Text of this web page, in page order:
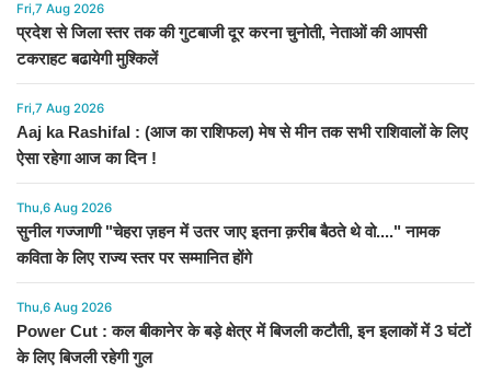
Fri,7 Aug 2026
प्रदेश से जिला स्तर तक की गुटबाजी दूर करना चुनोती, नेताओं की आपसी
टकराहट बढायेगी मुश्किलें
Fri,7 Aug 2026
Aaj ka Rashifal : (आज का राशिफल) मेष से मीन तक सभी राशिवालों के लिए
ऐसा रहेगा आज का दिन !
Thu,6 Aug 2026
सुनील गज्जाणी "चेहरा ज़हन में उतर जाए इतना क़रीब बैठते थे वो...." नामक
कविता के लिए राज्य स्तर पर सम्मानित होंगे
Thu,6 Aug 2026
Power Cut : कल बीकानेर के बड़े क्षेत्र में बिजली कटौती, इन इलाकों में 3 घंटों
के लिए बिजली रहेगी गुल